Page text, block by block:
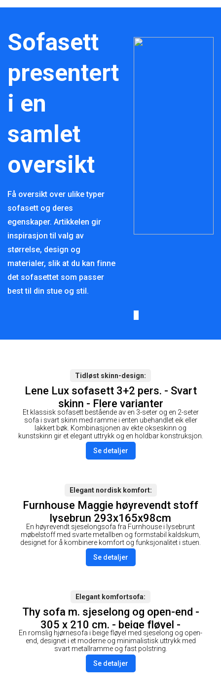
Sofasett
presentert
i en
samlet
oversikt
Få oversikt over ulike typer
sofasett og deres
egenskaper. Artikkelen gir
inspirasjon til valg av
størrelse, design og
materialer, slik at du kan finne
det sofasettet som passer
best til din stue og stil.
Tidløst skinn-design
Lene Lux sofasett 3+2 pers. - Svart
skinn - Flere varianter
Et klassisk sofasett bestående av en 3-seter og en 2-seter
sofa i svart skinn med ramme i enten ubehandlet eik eller
lakkert bøk. Kombinasjonen av ekte okseskinn og
kunstskinn gir et elegant uttrykk og en holdbar konstruksjon.
Se detaljer
Elegant nordisk komfort
Furnhouse Maggie høyrevendt stoff
lysebrun 293x165x98cm
En høyrevendt sjeselongsofa fra Furnhouse i lysebrunt
møbelstoff med svarte metallben og formstabil kaldskum,
designet for å kombinere komfort og funksjonalitet i stuen.
Se detaljer
Elegant komfortsofa
Thy sofa m. sjeselong og open-end -
305 x 210 cm. - beige fløyel -
venstrevendt
En romslig hjørnesofa i beige fløyel med sjeselong og open-
end, designet i et moderne og minimalistisk uttrykk med
svart metallramme og fast polstring.
Se detaljer